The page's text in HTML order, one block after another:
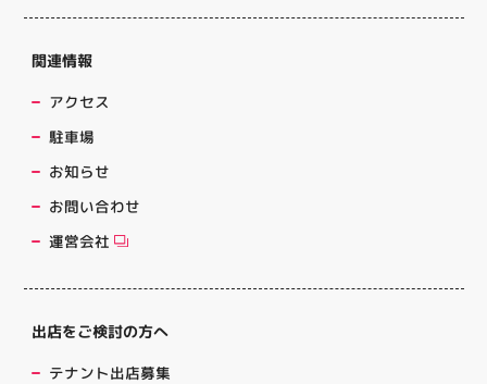
関連情報
アクセス
駐車場
お知らせ
お問い合わせ
運営会社
出店をご検討の方へ
テナント出店募集